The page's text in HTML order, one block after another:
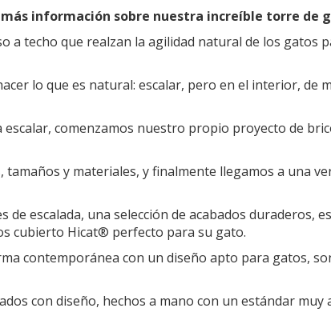
información sobre nuestra increíble torre de
a techo que realzan la agilidad natural de los gatos
lo que es natural: escalar, pero en el interior, de
comenzamos nuestro propio proyecto de
y materiales, y finalmente llegamos a una
escalada, una selección de acabados duraderos,
cubierto Hicat® perfecto para su gato.
contemporánea con un diseño apto para gatos,
con diseño, hechos a mano con un estándar